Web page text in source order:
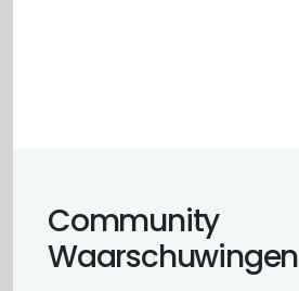
Community
Waarschuwingen